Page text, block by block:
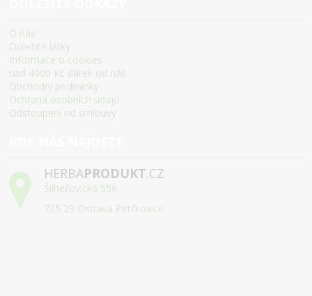
O nás
Důležité látky
Informace o cookies
nad 4000 Kč dárek od nás
Obchodní podmínky
Ochrana osobních údajů
Odstoupení od smlouvy
HERBAPRODUKT.CZ
Šilheřovická 558
725 29 Ostrava Petřkovice